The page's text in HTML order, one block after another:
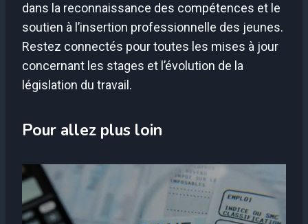
dans la reconnaissance des compétences et le
soutien à l’insertion professionnelle des jeunes.
Restez connectés pour toutes les mises à jour
concernant les stages et l’évolution de la
législation du travail.
Pour allez plus loin